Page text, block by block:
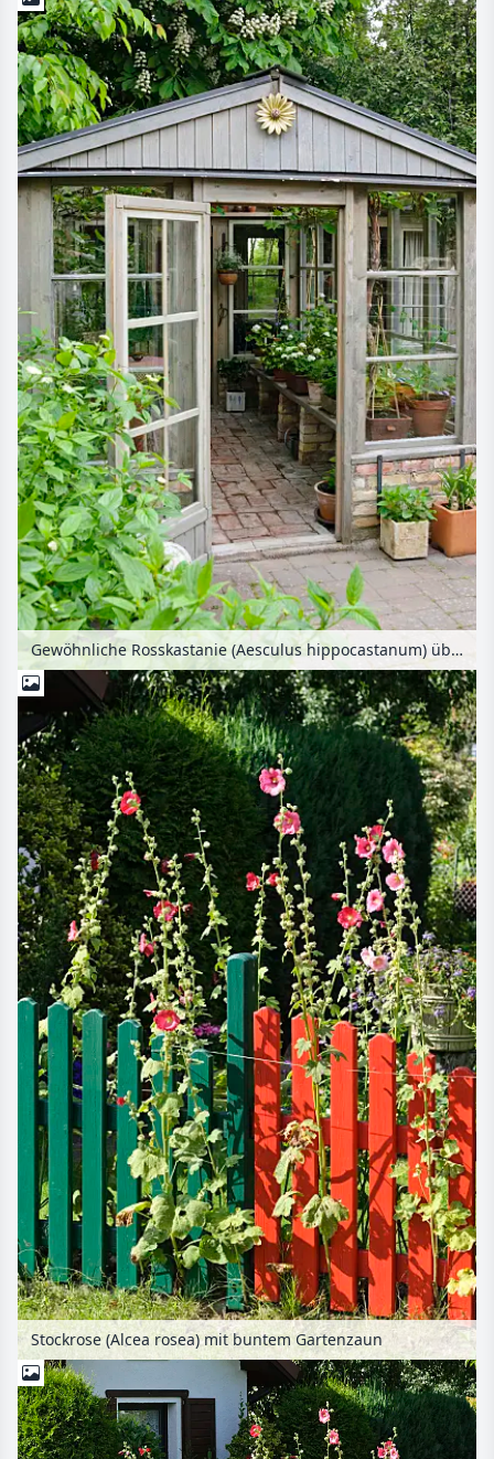
Gewöhnliche Rosskastanie (Aesculus hippocastanum) über einem Gewächshaus aus Holz mit Sockel, Fußboden und Tischbeinen aus roten Ziegelsteinen
Stockrose (Alcea rosea) mit buntem Gartenzaun